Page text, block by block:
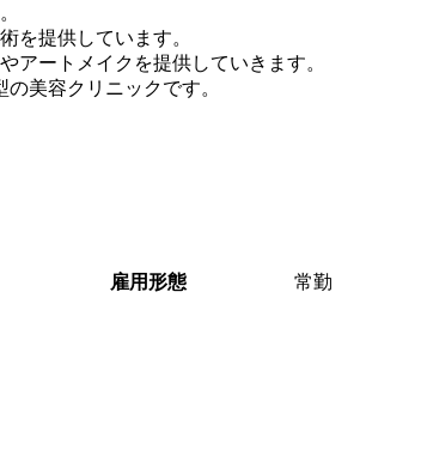
を提供しています。
アートメイクを提供していきます。
美容クリニックです。
雇用形態 常勤